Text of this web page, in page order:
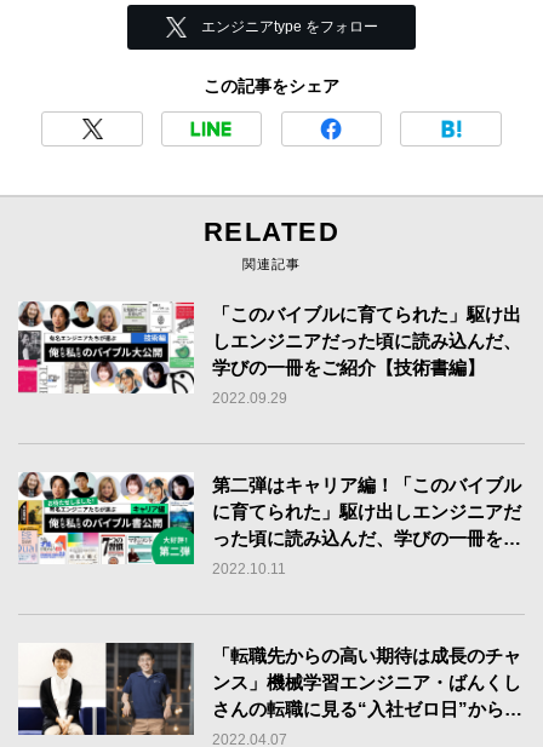
エンジニアtype をフォロー
この記事をシェア
RELATED
関連記事
「このバイブルに育てられた」駆け出
しエンジニアだった頃に読み込んだ、
学びの一冊をご紹介【技術書編】
2022.09.29
第二弾はキャリア編！「このバイブル
に育てられた」駆け出しエンジニアだ
った頃に読み込んだ、学びの一冊をご
紹介【キャリア書編】
2022.10.11
「転職先からの高い期待は成長のチャ
ンス」機械学習エンジニア・ばんくし
さんの転職に見る“入社ゼロ日”から全
力疾走する方法
2022.04.07